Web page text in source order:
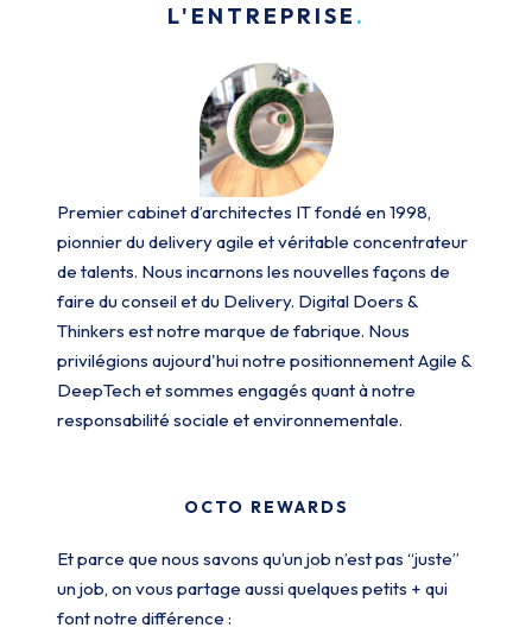
L'ENTREPRISE
Premier cabinet d’architectes IT fondé en 1998,
pionnier du delivery agile et véritable concentrateur
de talents. Nous incarnons les nouvelles façons de
faire du conseil et du Delivery. Digital Doers &
Thinkers est notre marque de fabrique. Nous
privilégions aujourd'hui notre positionnement Agile &
DeepTech et sommes engagés quant à notre
responsabilité sociale et environnementale.
OCTO REWARDS
Et parce que nous savons qu’un job n’est pas “juste”
un job, on vous partage aussi quelques petits + qui
font notre différence :